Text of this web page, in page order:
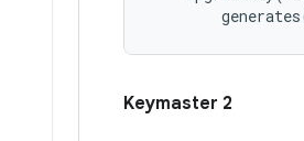
Keymaster 2